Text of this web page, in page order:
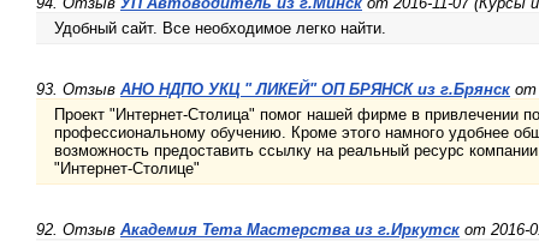
Удобный сайт. Все необходимое легко найти.
93. Отзыв АНО НДПО УКЦ " ЛИКЕЙ" ОП БРЯНСК из г.Брянск от
Проект "Интернет-Столица" помог нашей фирме в привлечении
профессиональному обучению. Кроме этого намного удобнее
возможность предоставить ссылку на реальный ресурс
"Интернет-Столице"
92. Отзыв Академия Тета Мастерства из г.Иркутск от 2016-